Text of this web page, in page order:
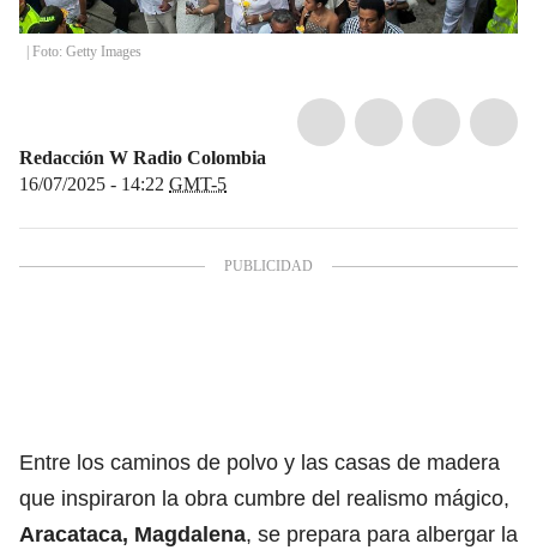
| Foto: Getty Images
Redacción W Radio Colombia
16/07/2025 - 14:22 GMT-5
Entre los caminos de polvo y las casas de madera
que inspiraron la obra cumbre del realismo mágico,
Aracataca, Magdalena, se prepara para albergar la